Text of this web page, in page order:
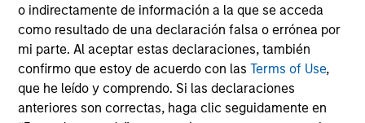
o indirectamente de información a la que se acceda
como resultado de una declaración falsa o errónea por
mi parte. Al aceptar estas declaraciones, también
confirmo que estoy de acuerdo con lasTerms of Use,
que he leído y comprendo. Si las declaraciones
anteriores son correctas, haga clic seguidamente en
Register here for our next
Private Markets Perspectives Webinar